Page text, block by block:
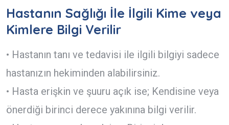
Hastanın Sağlığı İle İlgili Kime veya
Kimlere Bilgi Verilir
• Hastanın tanı ve tedavisi ile ilgili bilgiyi sadece
hastanızın hekiminden alabilirsiniz.
• Hasta erişkin ve şuuru açık ise; Kendisine veya
önerdiği birinci derece yakınına bilgi verilir.